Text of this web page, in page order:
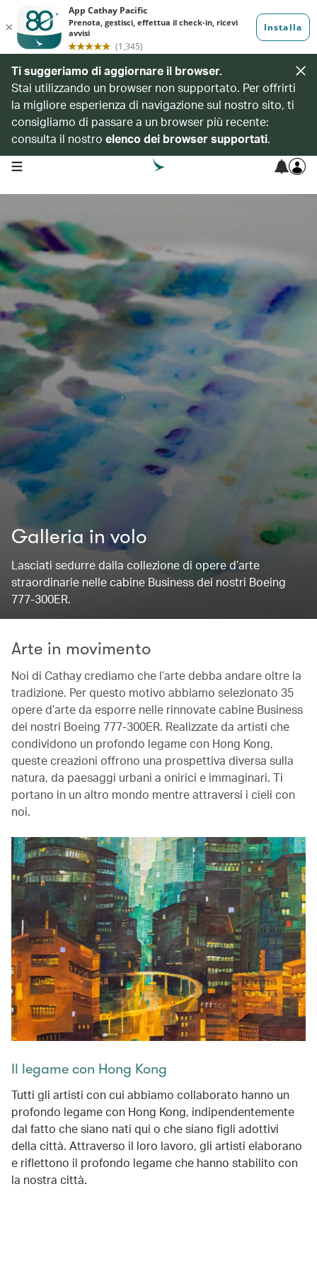
Ti suggeriamo di aggiornare il browser.
Stai utilizzando un browser non supportato. Per offrirti
la migliore esperienza di navigazione sul nostro sito, ti
consigliamo di passare a un browser più recente:
consulta il nostro elenco dei browser supportati.
open navigation menu
Galleria in volo
Lasciati sedurre dalla collezione di opere d’arte
straordinarie nelle cabine Business dei nostri Boeing
777-300ER.
Arte in movimento
Noi di Cathay crediamo che l’arte debba andare oltre la
tradizione. Per questo motivo abbiamo selezionato 35
opere d’arte da esporre nelle rinnovate cabine Business
dei nostri Boeing 777-300ER. Realizzate da artisti che
condividono un profondo legame con Hong Kong,
queste creazioni offrono una prospettiva diversa sulla
natura, da paesaggi urbani a onirici e immaginari. Ti
portano in un altro mondo mentre attraversi i cieli con
noi.
Il legame con Hong Kong
Tutti gli artisti con cui abbiamo collaborato hanno un
profondo legame con Hong Kong, indipendentemente
dal fatto che siano nati qui o che siano figli adottivi
della città. Attraverso il loro lavoro, gli artisti elaborano
e riflettono il profondo legame che hanno stabilito con
la nostra città.